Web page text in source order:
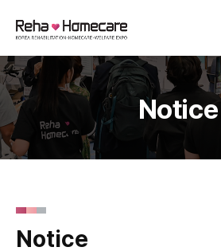
Notice
Notice